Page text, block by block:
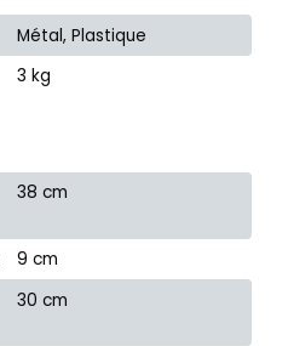
Métal, Plastique
3 kg
38 cm
9 cm
30 cm